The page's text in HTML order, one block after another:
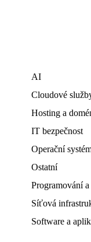
AI
Cloudové
Hosting a
IT bezpečnost
Operační
Ostatní
Programování
Síťová
Software a